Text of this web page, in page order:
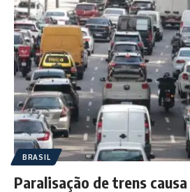
BRASIL
Paralisação de trens causa